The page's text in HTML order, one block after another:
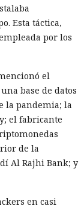
Esta táctica,
por los
el
base de datos
la pandemia; la
el fabricante
de la
Al Rajhi Bank; y
en casi